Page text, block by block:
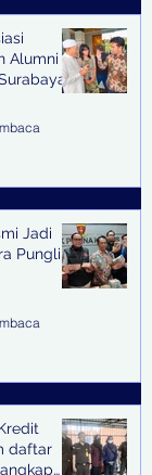
Alumni
Jadi
Pungli
daftar